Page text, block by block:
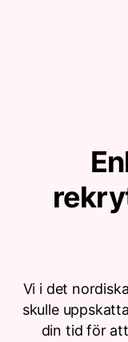
Vi i det
skulle
din tid för